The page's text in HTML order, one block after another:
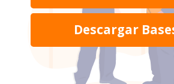
Descargar